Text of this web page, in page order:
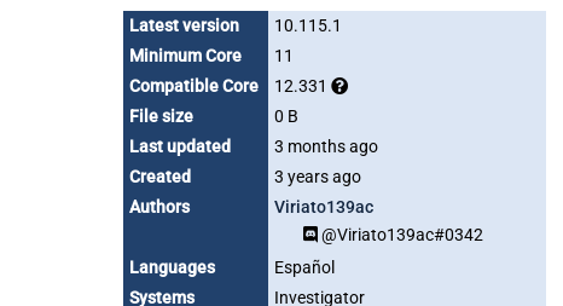
Latest version
10.115.1
Minimum Core
11
Compatible Core
12.331
File size
0 B
Last updated
3 months ago
Created
3 years ago
Authors
Viriato139ac
@Viriato139ac#0342
Languages
Español
Systems
Investigator